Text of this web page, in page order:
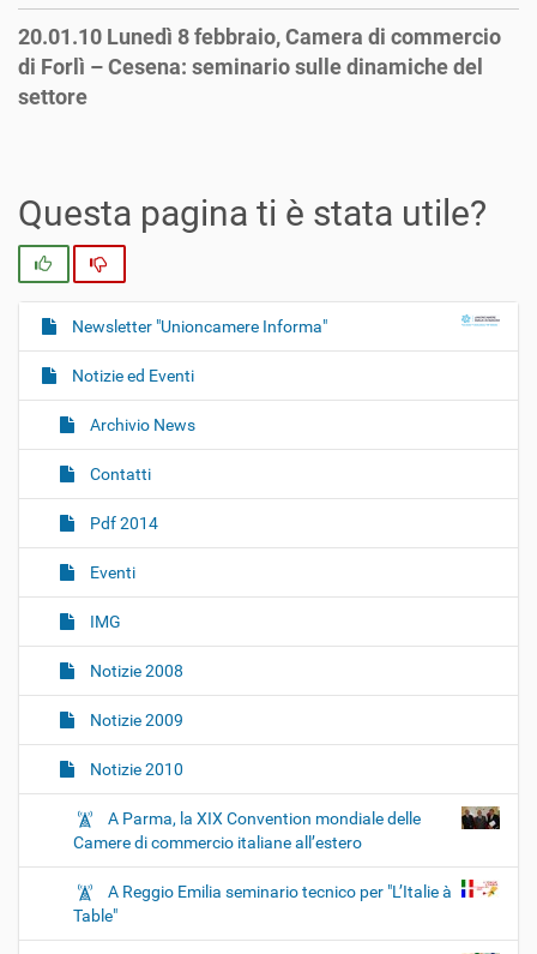
20.01.10 Lunedì 8 febbraio, Camera di commercio
di Forlì – Cesena: seminario sulle dinamiche del
settore
Questa pagina ti è stata utile?
N
a
v
g
i
n
Newsletter "Unioncamere Informa"
Notizie ed Eventi
Archivio News
Contatti
Pdf 2014
Eventi
IMG
Notizie 2008
Notizie 2009
Notizie 2010
A Parma, la XIX Convention mondiale delle
Camere di commercio italiane all’estero
A Reggio Emilia seminario tecnico per "L’Italie à
Table"